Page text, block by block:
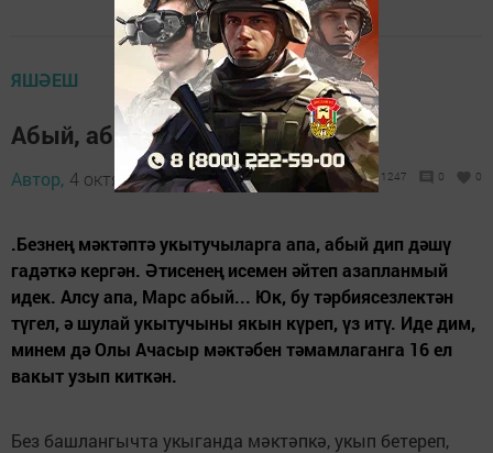
ЯШӘЕШ
Абый, абый, Марат абый..
Автор, 4 октябрь 2015 - 16:08 1247 0 0
.Безнең мәктәптә укытучыларга апа, абый дип дәшү
гадәткә кергән. Әтисенең исемен әйтеп азапланмый
идек. Алсу апа, Марс абый... Юк, бу тәрбиясезлектән
түгел, ә шулай укытучыны якын күреп, үз итү. Иде дим,
минем дә Олы Ачасыр мәктәбен тәмамлаганга 16 ел
вакыт узып киткән.
Без башлангычта укыганда мәктәпкә, укып бетереп,